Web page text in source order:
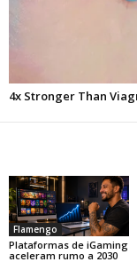
Flamengo
Plataformas de iGaming
aceleram rumo a 2030